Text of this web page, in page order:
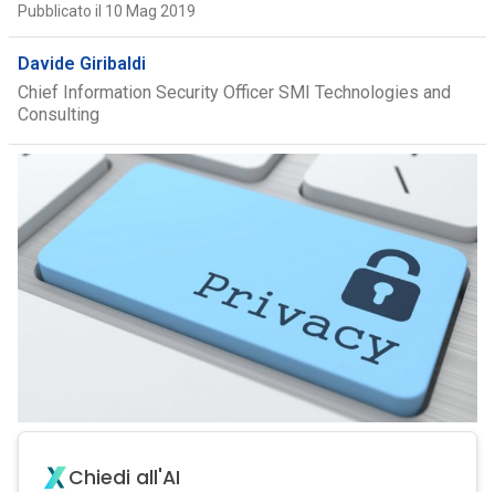
Pubblicato il 10 Mag 2019
Davide Giribaldi
Chief Information Security Officer SMI Technologies and
Consulting
Chiedi all'AI